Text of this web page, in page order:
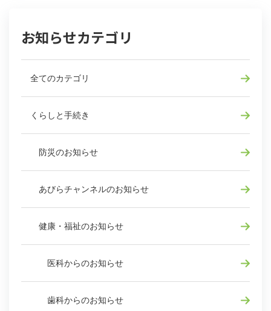
お知らせカテゴリ
全てのカテゴリ
くらしと手続き
防災のお知らせ
あびらチャンネルのお知らせ
健康・福祉のお知らせ
医科からのお知らせ
歯科からのお知らせ